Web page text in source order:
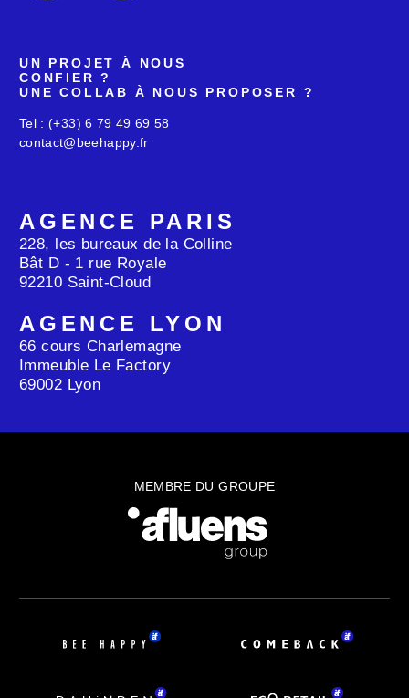
UN PROJET À NOUS
CONFIER ?
UNE COLLAB À NOUS
PROPOSER ?
Tel : (+33) 6 79 49 69 58
contact@beehappy.fr
AGENCE PARIS
228, les bureaux de la Colline
Bât D - 1 rue Royale
92210 Saint-Cloud
AGENCE LYON
66 cours Charlemagne
Immeuble Le Factory
69002 Lyon
MEMBRE DU GROUPE